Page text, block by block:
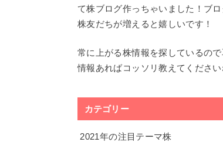
て株ブログ作っちゃいました！ブロ
株友だちが増えると嬉しいです！
常に上がる株情報を探しているの
情報あればコッソリ教えてください
カテゴリー
2021年の注目テーマ株